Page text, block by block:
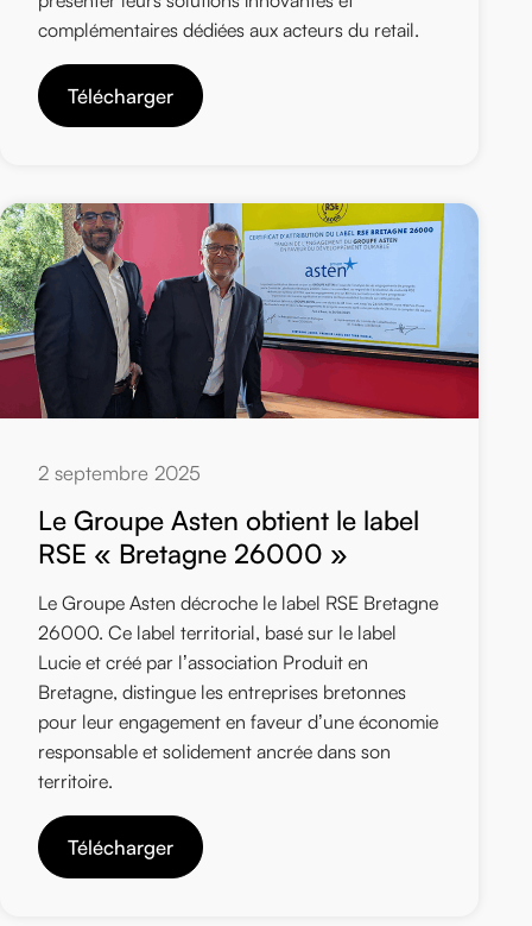
complémentaires dédiées aux acteurs du retail.
Télécharger
2 septembre 2025
Le Groupe Asten obtient le label
RSE « Bretagne 26000 »
Le Groupe Asten décroche le label RSE Bretagne
26000. Ce label territorial, basé sur le label
Lucie et créé par l’association Produit en
Bretagne, distingue les entreprises bretonnes
pour leur engagement en faveur d’une économie
responsable et solidement ancrée dans son
territoire.
Télécharger